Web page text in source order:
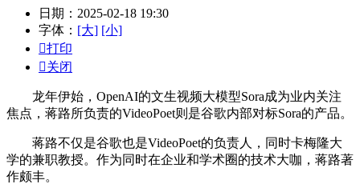
日期：2025-02-18 19:30
字体： [大] [小]
打印
关闭
龙年伊始，OpenAI的文生视频大模型Sora成为业内关注
焦点，蒋路所负责的VideoPoet则是谷歌内部对标Sora的产品。
蒋路不仅是谷歌也是VideoPoet的负责人，同时卡梅隆大
学的兼职教授。作为同时在企业和学术圈的技术大咖，蒋路著
作颇丰。